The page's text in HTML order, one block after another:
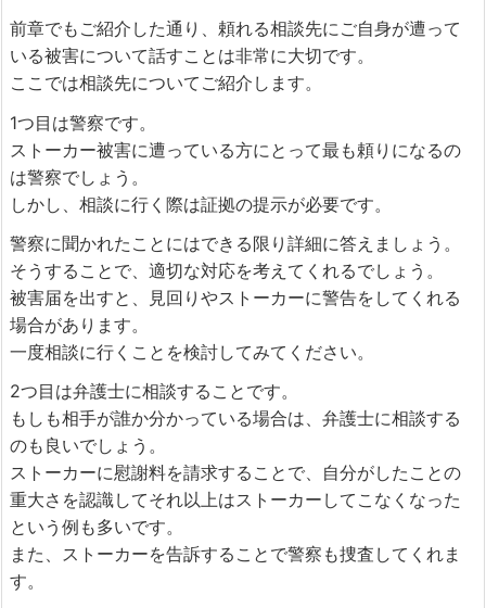
前章でもご紹介した通り、頼れる相談先にご自身が遭って
いる被害について話すことは非常に大切です。
ここでは相談先についてご紹介します。
1つ目は警察です。
ストーカー被害に遭っている方にとって最も頼りになるの
は警察でしょう。
しかし、相談に行く際は証拠の提示が必要です。
警察に聞かれたことにはできる限り詳細に答えましょう。
そうすることで、適切な対応を考えてくれるでしょう。
被害届を出すと、見回りやストーカーに警告をしてくれる
場合があります。
一度相談に行くことを検討してみてください。
2つ目は弁護士に相談することです。
もしも相手が誰か分かっている場合は、弁護士に相談する
のも良いでしょう。
ストーカーに慰謝料を請求することで、自分がしたことの
重大さを認識してそれ以上はストーカーしてこなくなった
という例も多いです。
また、ストーカーを告訴することで警察も捜査してくれま
す。